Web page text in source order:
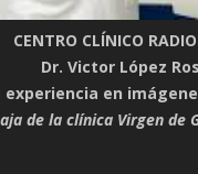
CENTRO CLÍNICO
Dr. Victor López
experiencia en
de la clínica Virgen de